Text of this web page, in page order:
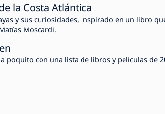
la Costa Atlántica
y sus curiosidades, inspirado en un libro
Moscardi.
poquito con una lista de libros y películas de